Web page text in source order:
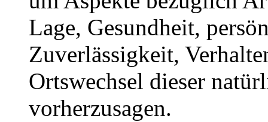
Lage, Gesundheit,
Zuverlässigkeit,
Ortswechsel dieser
vorherzusagen.